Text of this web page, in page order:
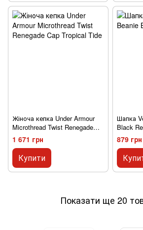
Жіноча кепка Under Armour
Microthread Twist Renegade
Cap Tropical Tide
1 671 грн
Купити
Шапка
Black
879 грн
Показати ще 20